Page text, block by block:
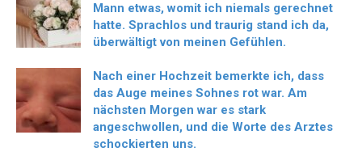
Mann etwas, womit ich niemals gerechnet
hatte. Sprachlos und traurig stand ich da,
überwältigt von meinen Gefühlen.
Nach einer Hochzeit bemerkte ich, dass
das Auge meines Sohnes rot war. Am
nächsten Morgen war es stark
angeschwollen, und die Worte des Arztes
schockierten uns.